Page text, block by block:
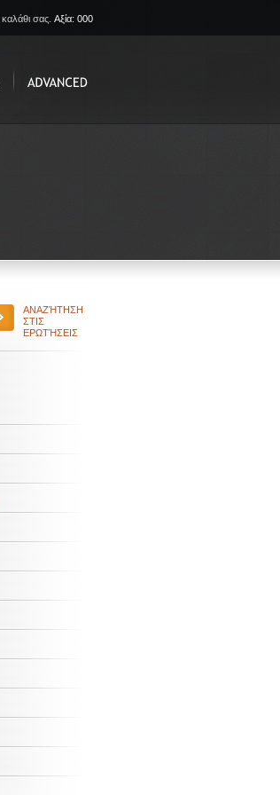
καλάθι σας. Αξία: 000
ΑΝΑΖΉΤΗΣΗ
ΣΤΙΣ
ΕΡΩΤΉΣΕΙΣ